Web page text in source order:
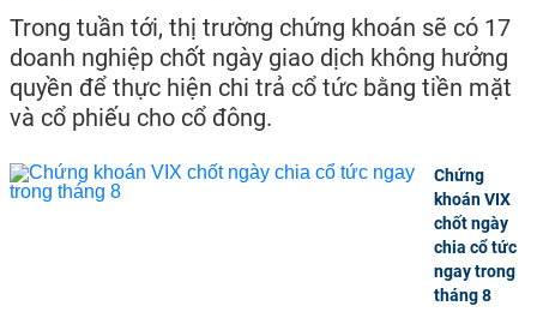
Trong tuần tới, thị trường chứng khoán sẽ có 17
doanh nghiệp chốt ngày giao dịch không hưởng
quyền để thực hiện chi trả cổ tức bằng tiền mặt
và cổ phiếu cho cổ đông.
Chứng
khoán VIX
chốt ngày
chia cổ tức
ngay trong
tháng 8